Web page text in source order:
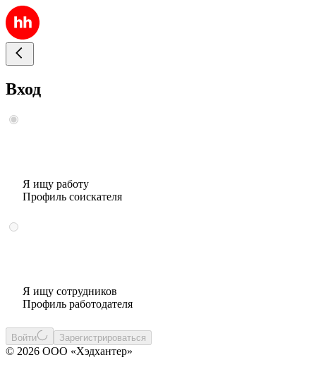
Вход
Я ищу работу
Профиль соискателя
Я ищу сотрудников
Профиль работодателя
Войти Зарегистрироваться
© 2026 ООО «Хэдхантер»